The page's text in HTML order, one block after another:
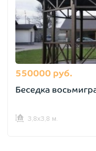
550000 руб.
Беседка
3,8х3,8 м.